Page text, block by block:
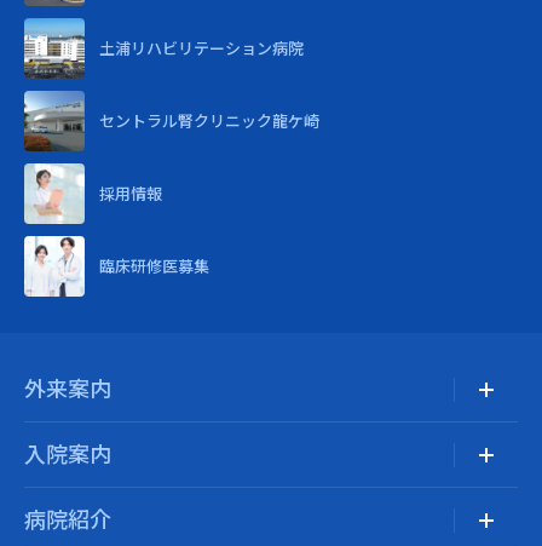
土浦リハビリテーション病院
セントラル腎クリニック龍ケ崎
採用情報
臨床研修医募集
外来案内
入院案内
病院紹介